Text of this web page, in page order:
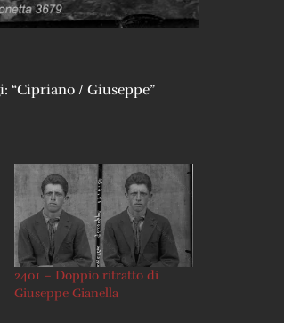
“Cipriano / Giuseppe”
2401 – Doppio ritratto di
Giuseppe Gianella